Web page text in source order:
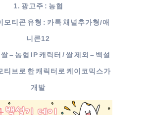
1. 광고주 : 농협
모티콘 유형 : 카톡 채널추가형/애
니콘12
– 농협 IP 캐릭터 /쌀 제외 – 백설
티브로 한 캐릭터로 케이코믹스가
개발